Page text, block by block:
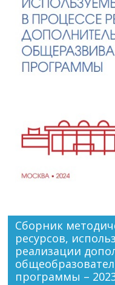
Сборник
ресурсов,
реализации
программы –